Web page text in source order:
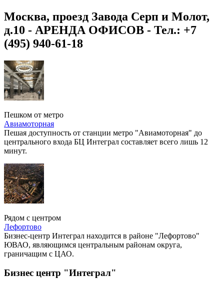
Москва, проезд Завода Серп и Молот,
д.10 - АРЕНДА ОФИСОВ - Тел.: +7
(495) 940-61-18
Пешком от метро
Авиамоторная
Пешая доступность от станции метро "Авиамоторная" до
центрального входа БЦ Интеграл составляет всего лишь 12
минут.
Рядом с центром
Лефортово
Бизнес-центр Интеграл находится в районе "Лефортово"
ЮВАО, являющимся центральным районам округа,
граничащим с ЦАО.
Бизнес центр "Интеграл"